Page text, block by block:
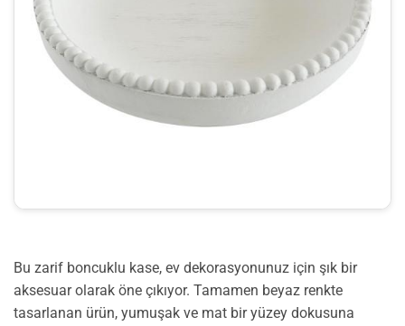
Bu zarif boncuklu kase, ev dekorasyonunuz için şık bir
aksesuar olarak öne çıkıyor. Tamamen beyaz renkte
tasarlanan ürün, yumuşak ve mat bir yüzey dokusuna